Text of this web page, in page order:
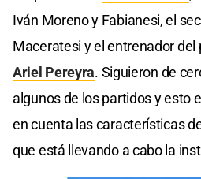
Iván Moreno y Fabianesi, el
Maceratesi y el entrenador del
Ariel Pereyra. Siguieron de
algunos de los partidos y esto
en cuenta las características
que está llevando a cabo la